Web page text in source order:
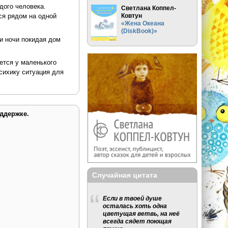
человека.
рядом на одной
ночи покидая дом
у маленького
ситуация для
Светлана Коппел-
Ковтун
«Жена Океана
(DiskBook)»
Случайная цитата
Если в твоей душе
осталась хоть одна
цветущая ветвь, на неё
всегда сядет поющая